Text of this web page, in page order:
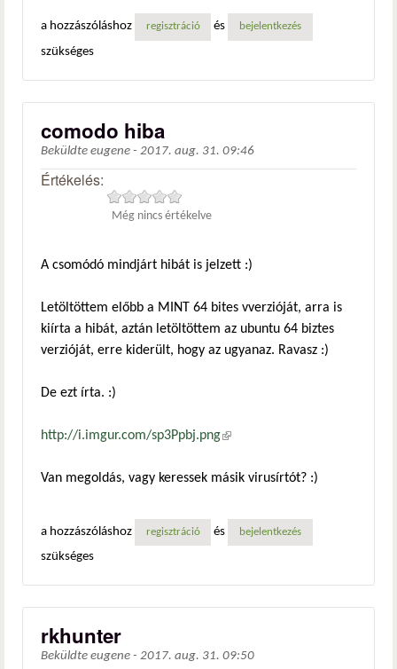
a hozzászóláshoz regisztráció és bejelentkezés
szükséges
comodo hiba
Beküldte eugene - 2017. aug. 31. 09:46
Értékelés:
Még nincs értékelve
A csomódó mindjárt hibát is jelzett :)
Letöltöttem előbb a MINT 64 bites vverzióját, arra is
kiírta a hibát, aztán letöltöttem az ubuntu 64 biztes
verzióját, erre kiderült, hogy az ugyanaz. Ravasz :)
De ezt írta. :)
http://i.imgur.com/sp3Ppbj.png(külső hivatkozás)
Van megoldás, vagy keressek másik virusírtót? :)
a hozzászóláshoz regisztráció és bejelentkezés
szükséges
rkhunter
Beküldte eugene - 2017. aug. 31. 09:50